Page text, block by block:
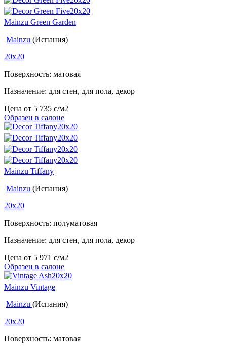
Mainzu Green Garden
Mainzu (Испания)
20x20
Поверхность: матовая
Назначение: для стен, для пола, декор
Цена от 5 735 c/м2
Образец в салоне
Mainzu Tiffany
Mainzu (Испания)
20x20
Поверхность: полуматовая
Назначение: для стен, для пола, декор
Цена от 5 971 c/м2
Образец в салоне
Mainzu Vintage
Mainzu (Испания)
20x20
Поверхность: матовая